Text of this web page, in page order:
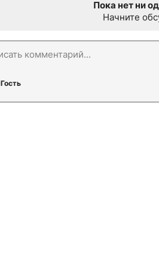
Пока нет ни
Начните
Гость